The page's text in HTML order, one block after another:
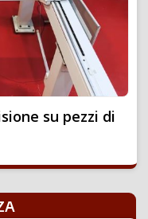
su pezzi di